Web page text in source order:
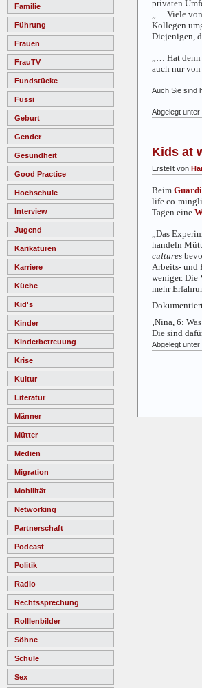
Familie
Führung
Frauen
FrauTV
Fundstücke
Fussi
Geburt
Gender
Gesundheit
Good Practice
Hochschule
Interview
Jugend
Karikaturen
Karriere
Küche
Kid's
Kinder
Kinderbetreuung
Krise
Kultur
Literatur
Männer
Mütter
Medien
Migration
Mobilität
Networking
Partnerschaft
Podcast
Politik
Radio
Rechtssprechung
Rolllenbilder
Söhne
Schule
Sex
privaten
„… Viele
Kollegen
Diejenigen,
„… Hat
auch nur
Auch Sie sind
Abgelegt unter
Kids at
Erstellt von
Beim
life co-
Tagen eine
„Das
handeln
cultures
Arbeits- und
weniger. Die
mehr
Nina, 6:
Die sind
Abgelegt unter